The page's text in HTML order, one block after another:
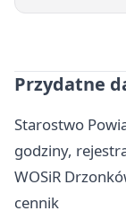
Przydatne
Starostwo
godziny,
WOSiR
cennik